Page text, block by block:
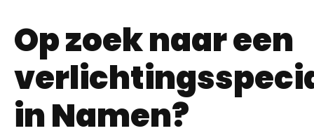
Op zoek naar een
in Namen?